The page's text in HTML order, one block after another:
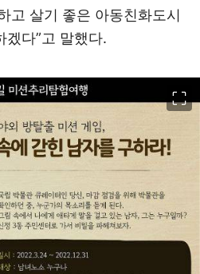
고 살기 좋은 아동친화도시
겠다”고 말했다.